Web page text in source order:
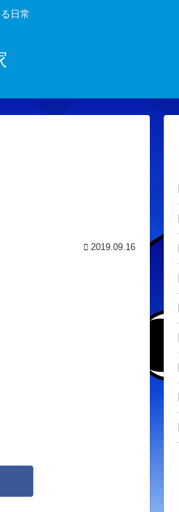
日常
2019.09.16